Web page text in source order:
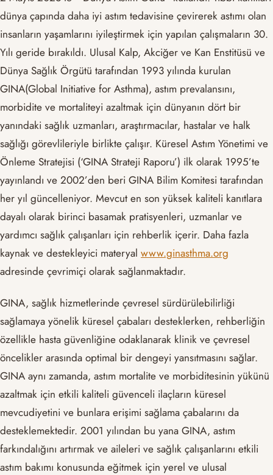
dünya çapında daha iyi astım tedavisine çevirerek astımı olan
insanların yaşamlarını iyileştirmek için yapılan çalışmaların 30.
Yılı geride bırakıldı. Ulusal Kalp, Akciğer ve Kan Enstitüsü ve
Dünya Sağlık Örgütü tarafından 1993 yılında kurulan
GINA(Global Initiative for Asthma), astım prevalansını,
morbidite ve mortaliteyi azaltmak için dünyanın dört bir
yanındaki sağlık uzmanları, araştırmacılar, hastalar ve halk
sağlığı görevlileriyle birlikte çalışır. Küresel Astım Yönetimi ve
Önleme Stratejisi (‘GINA Strateji Raporu’) ilk olarak 1995’te
yayınlandı ve 2002’den beri GINA Bilim Komitesi tarafından
her yıl güncelleniyor. Mevcut en son yüksek kaliteli kanıtlara
dayalı olarak birinci basamak pratisyenleri, uzmanlar ve
yardımcı sağlık çalışanları için rehberlik içerir. Daha fazla
kaynak ve destekleyici materyal www.ginasthma.org
adresinde çevrimiçi olarak sağlanmaktadır.
GINA, sağlık hizmetlerinde çevresel sürdürülebilirliği
sağlamaya yönelik küresel çabaları desteklerken, rehberliğin
özellikle hasta güvenliğine odaklanarak klinik ve çevresel
öncelikler arasında optimal bir dengeyi yansıtmasını sağlar.
GINA aynı zamanda, astım mortalite ve morbiditesinin yükünü
azaltmak için etkili kaliteli güvenceli ilaçların küresel
mevcudiyetini ve bunlara erişimi sağlama çabalarını da
desteklemektedir. 2001 yılından bu yana GINA, astım
farkındalığını artırmak ve aileleri ve sağlık çalışanlarını etkili
astım bakımı konusunda eğitmek için yerel ve ulusal